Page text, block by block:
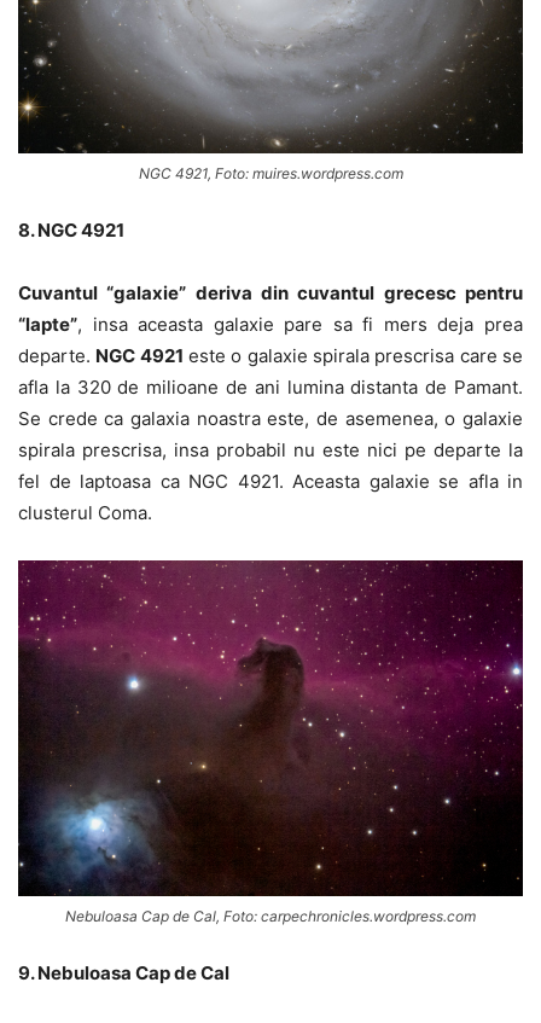
NGC 4921, Foto: muires.wordpress.com
8. NGC 4921
Cuvantul “galaxie” deriva din cuvantul grecesc pentru
“lapte”, insa aceasta galaxie pare sa fi mers deja prea
departe. NGC 4921 este o galaxie spirala prescrisa care se
afla la 320 de milioane de ani lumina distanta de Pamant.
Se crede ca galaxia noastra este, de asemenea, o galaxie
spirala prescrisa, insa probabil nu este nici pe departe la
fel de laptoasa ca NGC 4921. Aceasta galaxie se afla in
clusterul Coma.
Nebuloasa Cap de Cal, Foto: carpechronicles.wordpress.com
9. Nebuloasa Cap de Cal